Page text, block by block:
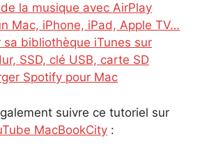
la musique avec AirPlay
Mac, iPhone, iPad, Apple TV…
sa bibliothèque iTunes sur
SSD, clé USB, carte SD
Spotify pour Mac
suivre ce tutoriel sur
MacBookCity :